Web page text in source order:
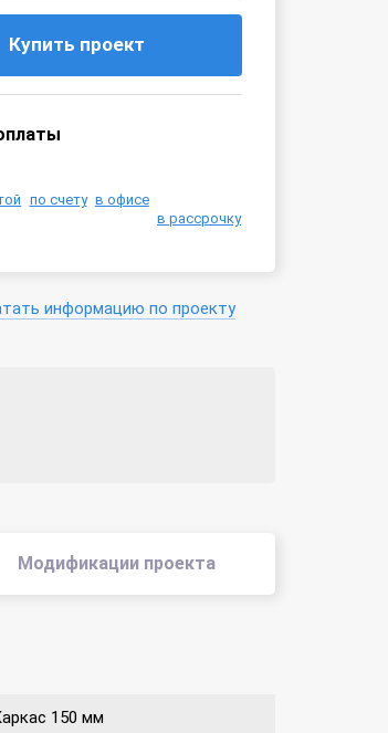
Купить проект
по счету в офисе
в рассрочку
информацию по проекту
Модификации проекта
150 мм